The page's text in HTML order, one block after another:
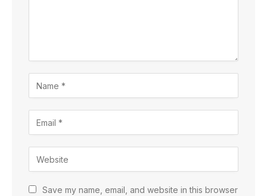
Save my name, email, and website in this browser